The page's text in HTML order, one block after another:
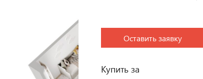
Оставить заявку
Купить за